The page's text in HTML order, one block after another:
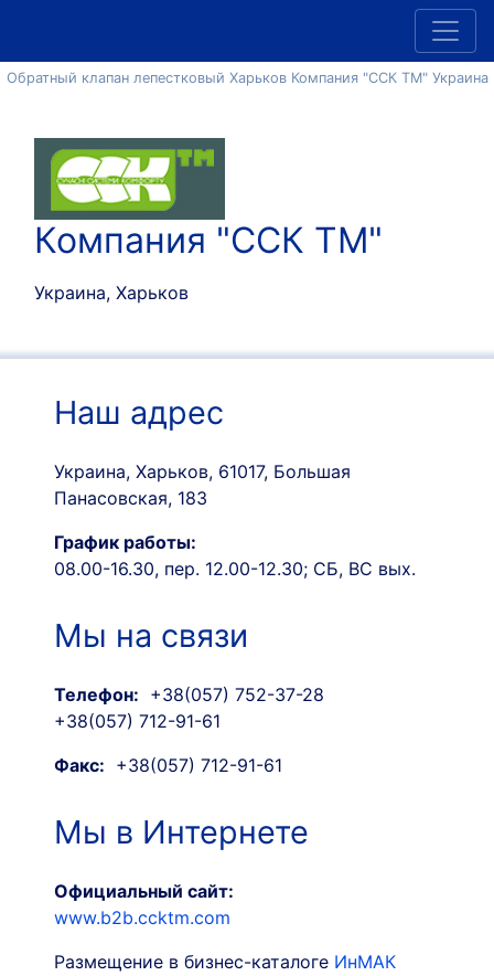
Обратный клапан лепестковый Харьков Компания "ССК ТМ" Украина
Компания "ССК ТМ"
Украина, Харьков
Наш адрес
Украина, Харьков, 61017, Большая
Панасовская, 183
График работы:
08.00-16.30, пер. 12.00-12.30; СБ, ВС вых.
Мы на связи
Телефон: +38(057) 752-37-28
+38(057) 712-91-61
Факс: +38(057) 712-91-61
Мы в Интернете
Официальный сайт:
www.b2b.ccktm.com
Размещение в бизнес-каталоге ИнМАК